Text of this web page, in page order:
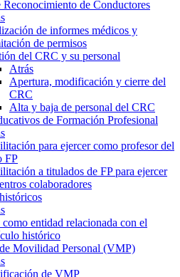
Reconocimiento de Conductores
de informes médicos y
de permisos
del CRC y su personal
Atrás
Apertura, modificación y cierre del
CRC
Alta y baja de personal del CRC
de Formación Profesional
para ejercer como profesor del
FP
a titulados de FP para ejercer
colaboradores
entidad relacionada con el
histórico
Movilidad Personal (VMP)
de VMP